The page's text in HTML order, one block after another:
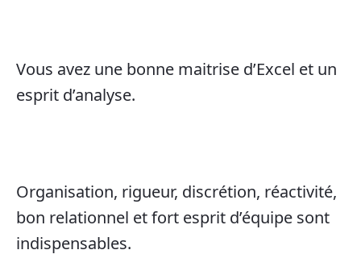
Vous avez une bonne maitrise d’Excel et un
esprit d’analyse.
Organisation, rigueur, discrétion, réactivité,
bon relationnel et fort esprit d’équipe sont
indispensables.